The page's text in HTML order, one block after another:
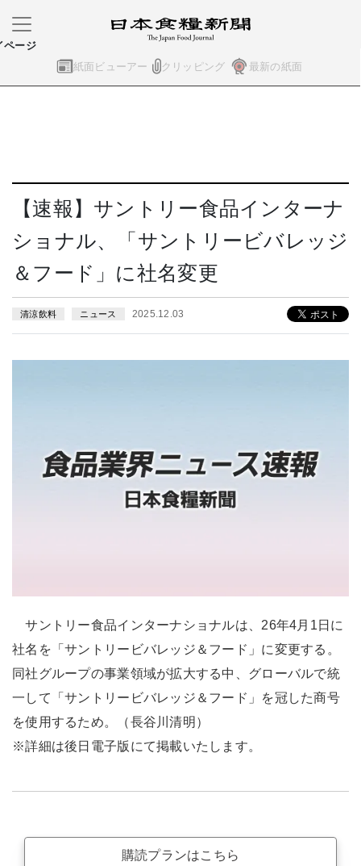
紙面ビューアー クリッピング 最新の紙面
ページ
【速報】サントリー食品インターナ
ショナル、「サントリービバレッジ
＆フード」に社名変更
清涼飲料 ニュース 2025.12.03
サントリー食品インターナショナルは、26年4月1日に
社名を「サントリービバレッジ＆フード」に変更する。
同社グループの事業領域が拡大する中、グローバルで統
一して「サントリービバレッジ＆フード」を冠した商号
を使用するため。（長谷川清明）
※詳細は後日電子版にて掲載いたします。
購読プランはこちら